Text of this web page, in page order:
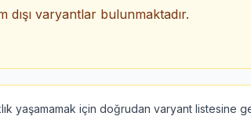
varyantlar bulunmaktadır.
yaşamamak için doğrudan varyant listesine